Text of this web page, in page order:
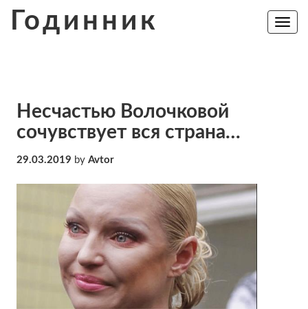
Годинник
Toggle
Несчастью Волочковой
сочувствует вся страна…
29.03.2019 by Avtor